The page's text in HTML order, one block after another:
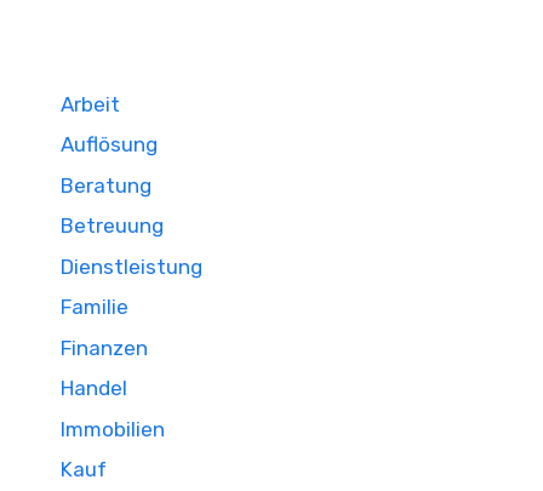
Arbeit
Auflösung
Beratung
Betreuung
Dienstleistung
Familie
Finanzen
Handel
Immobilien
Kauf